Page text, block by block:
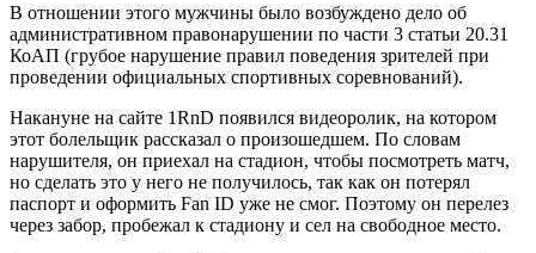
В отношении этого мужчины было возбуждено дело об
административном правонарушении по части 3 статьи 20.31
КоАП (грубое нарушение правил поведения зрителей при
проведении официальных спортивных соревнований).
Накануне на сайте 1RnD появился видеоролик, на котором
этот болельщик рассказал о произошедшем. По словам
нарушителя, он приехал на стадион, чтобы посмотреть матч,
но сделать это у него не получилось, так как он потерял
паспорт и оформить Fan ID уже не смог. Поэтому он перелез
через забор, пробежал к стадиону и сел на свободное место.